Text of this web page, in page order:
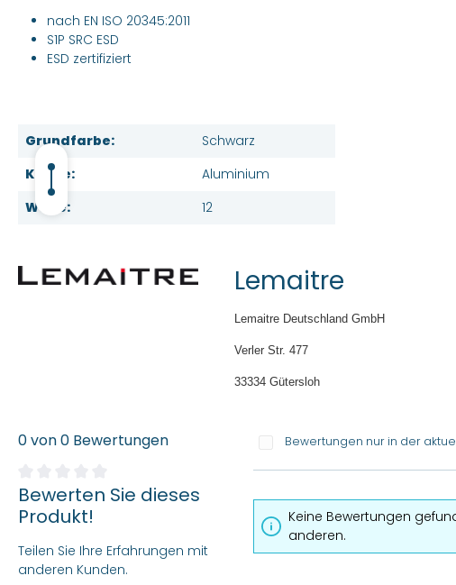
nach EN ISO 20345:2011
S1P SRC ESD
ESD zertifiziert
Grundfarbe:
Schwarz
Kappe:
Aluminium
Weite:
12
Lemaitre
Lemaitre Deutschland GmbH
Verler Str. 477
33334 Gütersloh
0 von 0 Bewertungen
Durchschnittliche Bewertung von 0 von 5 Sternen
Bewerten Sie dieses
Produkt!
Teilen Sie Ihre Erfahrungen mit
anderen Kunden.
Bewertungen nur in der
Keine Bewertungen
anderen.